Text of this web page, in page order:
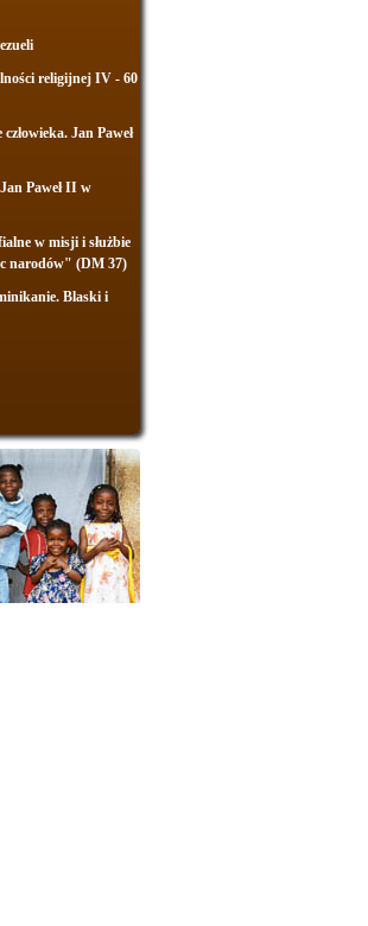
religijnej IV - 60
Jan Paweł
Paweł II w
w misji i służbie
narodów" (DM 37)
Blaski i